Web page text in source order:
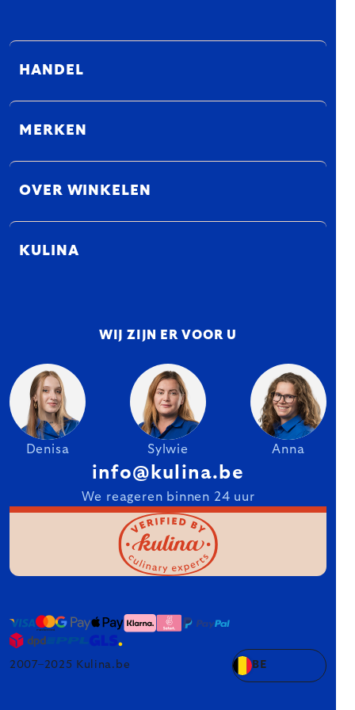
HANDEL
MERKEN
OVER WINKELEN
KULINA
WIJ ZIJN ER VOOR U
Denisa Sylwie Anna
info@kulina.be
We reageren binnen 24 uur
2007–2025 Kulina.be BE